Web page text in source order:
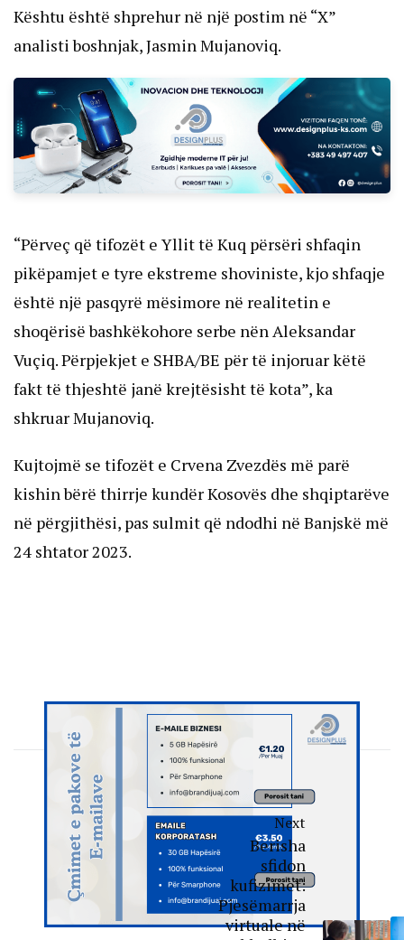
Kështu është shprehur në një postim në “X”
analisti boshnjak, Jasmin Mujanoviq.
“Përveç që tifozët e Yllit të Kuq përsëri shfaqin
pikëpamjet e tyre ekstreme shoviniste, kjo shfaqje
është një pasqyrë mësimore në realitetin e
shoqërisë bashkëkohore serbe nën Aleksandar
Vuçiq. Përpjekjet e SHBA/BE për të injoruar këtë
fakt të thjeshtë janë krejtësisht të kota”, ka
shkruar Mujanoviq.
Kujtojmë se tifozët e Crvena Zvezdës më parë
kishin bërë thirrje kundër Kosovës dhe shqiptarëve
në përgjithësi, pas sulmit që ndodhi në Banjskë më
24 shtator 2023.
Next
Berisha
sfidon
kufizimet:
Pjesëmarrja
virtuale në